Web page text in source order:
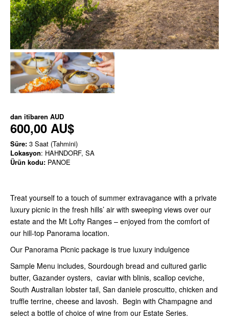
dan itibaren AUD
600,00 AU$
Süre: 3 Saat (Tahmini)
Lokasyon: HAHNDORF, SA
Ürün kodu: PANOE
Treat yourself to a touch of summer extravagance with a private
luxury picnic in the fresh hills’ air with sweeping views over our
estate and the Mt Lofty Ranges – enjoyed from the comfort of
our hill-top Panorama location.
Our Panorama Picnic package is true luxury indulgence
Sample Menu includes, Sourdough bread and cultured garlic
butter, Gazander oysters, caviar with blinis, scallop ceviche,
South Australian lobster tail, San daniele proscuitto, chicken and
truffle terrine, cheese and lavosh. Begin with Champagne and
select a bottle of choice of wine from our Estate Series.